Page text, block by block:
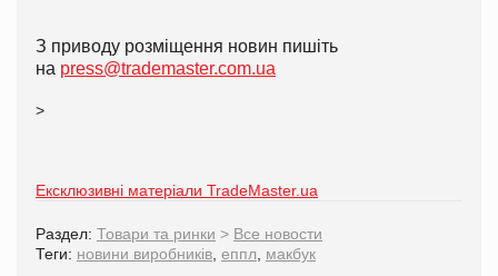
З приводу розміщення новин пишіть
на press@trademaster.com.ua
>
Ексклюзивні матеріали TradeMaster.ua
Раздел: Товари та ринки > Все новости
Теги: новини виробників еппл макбук